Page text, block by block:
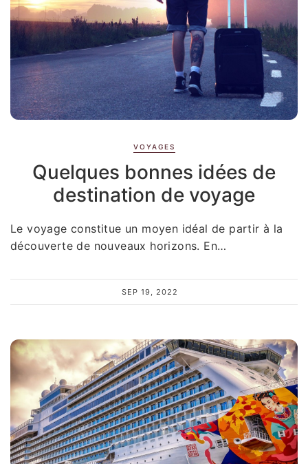
VOYAGES
Quelques bonnes idées de
destination de voyage
Le voyage constitue un moyen idéal de partir à la
découverte de nouveaux horizons. En…
SEP 19, 2022